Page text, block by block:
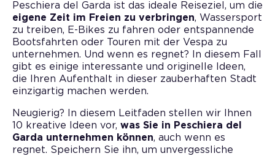
Peschiera del Garda ist das ideale Reiseziel, um die
eigene Zeit im Freien zu verbringen, Wassersport
zu treiben, E-Bikes zu fahren oder entspannende
Bootsfahrten oder Touren mit der Vespa zu
unternehmen. Und wenn es regnet? In diesem Fall
gibt es einige interessante und originelle Ideen,
die Ihren Aufenthalt in dieser zauberhaften Stadt
einzigartig machen werden.
Neugierig? In diesem Leitfaden stellen wir Ihnen
10 kreative Ideen vor, was Sie in Peschiera del
Garda unternehmen können, auch wenn es
regnet. Speichern Sie ihn, um unvergessliche